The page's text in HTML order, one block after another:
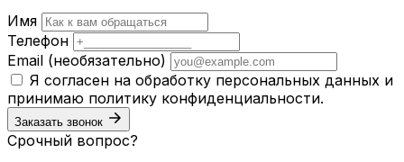
Имя
Телефон
Email (необязательно)
Я согласен на обработку персональных данных и
принимаю политику конфиденциальности.
Заказать звонок
Срочный вопрос?